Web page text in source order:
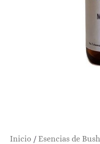
Inicio / Esencias de Bush